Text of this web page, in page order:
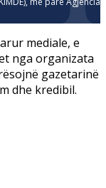
mediale, e
nga organizata
gazetarinë
dhe kredibil.